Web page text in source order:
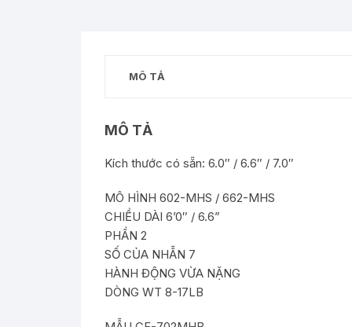
MÔ TẢ
MÔ TẢ
Kích thước có sẵn: 6.0″ / 6.6″ / 7.0″
MÔ HÌNH 602-MHS / 662-MHS
CHIỀU DÀI 6’0″ / 6.6”
PHẦN 2
SỐ CỦA NHẪN 7
HÀNH ĐỘNG VỪA NẶNG
DÒNG WT 8-17LB